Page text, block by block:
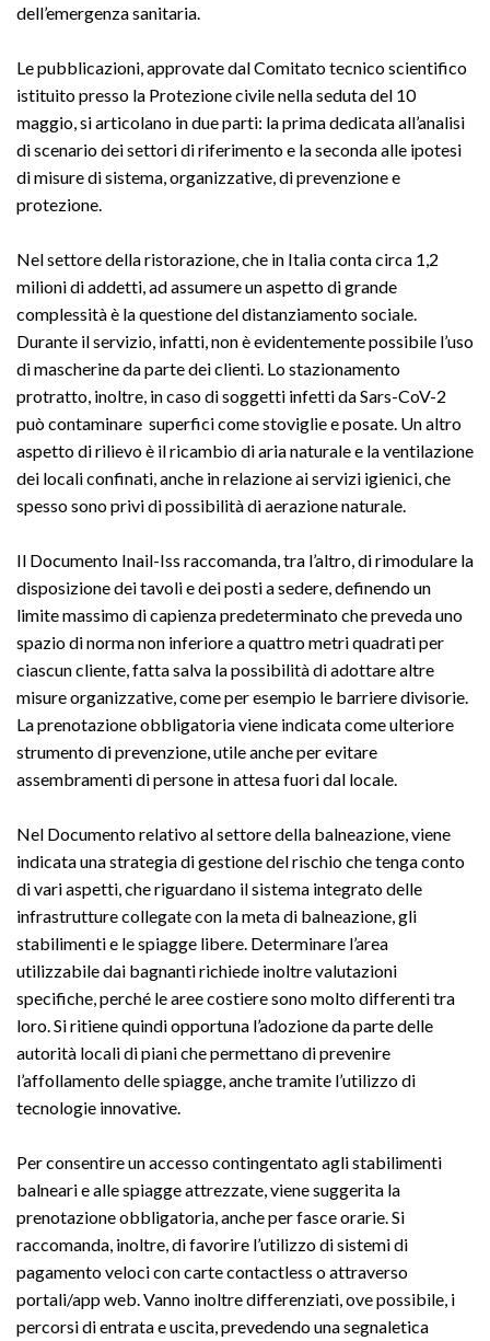
dell’emergenza sanitaria.
Le pubblicazioni, approvate dal Comitato tecnico scientifico
istituito presso la Protezione civile nella seduta del 10
maggio, si articolano in due parti: la prima dedicata all’analisi
di scenario dei settori di riferimento e la seconda alle ipotesi
di misure di sistema, organizzative, di prevenzione e
protezione.
Nel settore della ristorazione, che in Italia conta circa 1,2
milioni di addetti, ad assumere un aspetto di grande
complessità è la questione del distanziamento sociale.
Durante il servizio, infatti, non è evidentemente possibile l’uso
di mascherine da parte dei clienti. Lo stazionamento
protratto, inoltre, in caso di soggetti infetti da Sars-CoV-2
può contaminare superfici come stoviglie e posate. Un altro
aspetto di rilievo è il ricambio di aria naturale e la ventilazione
dei locali confinati, anche in relazione ai servizi igienici, che
spesso sono privi di possibilità di aerazione naturale.
Il Documento Inail-Iss raccomanda, tra l’altro, di rimodulare la
disposizione dei tavoli e dei posti a sedere, definendo un
limite massimo di capienza predeterminato che preveda uno
spazio di norma non inferiore a quattro metri quadrati per
ciascun cliente, fatta salva la possibilità di adottare altre
misure organizzative, come per esempio le barriere divisorie.
La prenotazione obbligatoria viene indicata come ulteriore
strumento di prevenzione, utile anche per evitare
assembramenti di persone in attesa fuori dal locale.
Nel Documento relativo al settore della balneazione, viene
indicata una strategia di gestione del rischio che tenga conto
di vari aspetti, che riguardano il sistema integrato delle
infrastrutture collegate con la meta di balneazione, gli
stabilimenti e le spiagge libere. Determinare l’area
utilizzabile dai bagnanti richiede inoltre valutazioni
specifiche, perché le aree costiere sono molto differenti tra
loro. Si ritiene quindi opportuna l’adozione da parte delle
autorità locali di piani che permettano di prevenire
l’affollamento delle spiagge, anche tramite l’utilizzo di
tecnologie innovative.
Per consentire un accesso contingentato agli stabilimenti
balneari e alle spiagge attrezzate, viene suggerita la
prenotazione obbligatoria, anche per fasce orarie. Si
raccomanda, inoltre, di favorire l’utilizzo di sistemi di
pagamento veloci con carte contactless o attraverso
portali/app web. Vanno inoltre differenziati, ove possibile, i
percorsi di entrata e uscita, prevedendo una segnaletica